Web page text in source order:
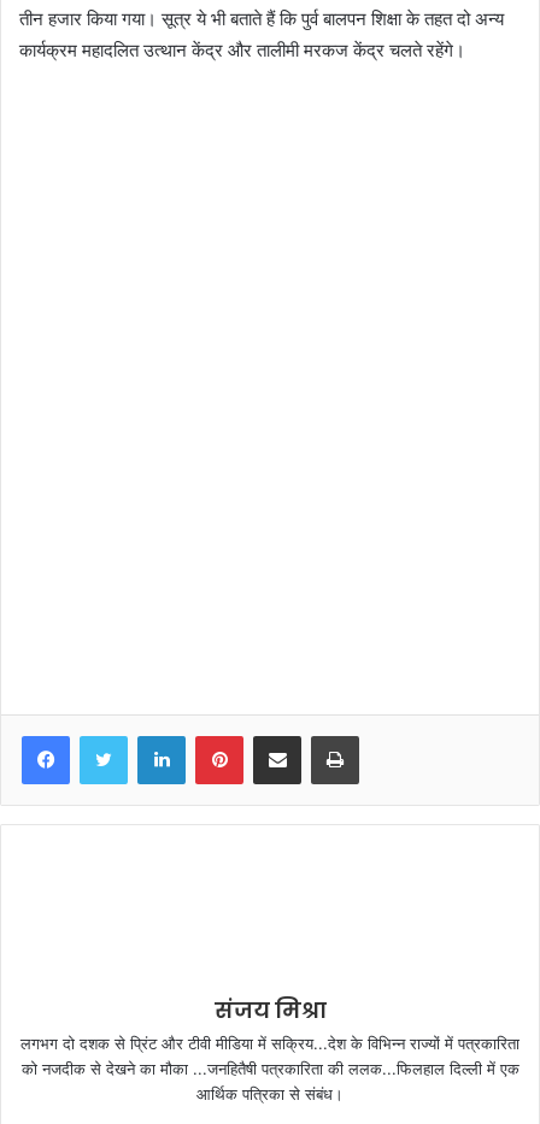
तीन हजार किया गया। सूत्र ये भी बताते हैं कि पुर्व बालपन शिक्षा के तहत दो अन्य
कार्यक्रम महादलित उत्थान केंद्र और तालीमी मरकज केंद्र चलते रहेंगे।
संजय मिश्रा
लगभग दो दशक से प्रिंट और टीवी मीडिया में सक्रिय...देश के विभिन्न राज्यों में पत्रकारिता
को नजदीक से देखने का मौका ...जनहितैषी पत्रकारिता की ललक...फिलहाल दिल्ली में एक
आर्थिक पत्रिका से संबंध।